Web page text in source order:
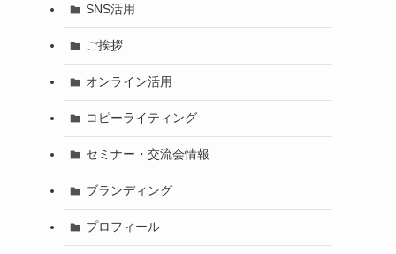
SNS活用
ご挨拶
オンライン活用
コピーライティング
セミナー・交流会情報
ブランディング
プロフィール